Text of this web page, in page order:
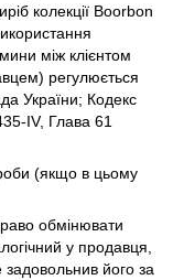
колекції Boorbon
між клієнтом
регулюється
України; Кодекс
IV, Глава 61
(якщо в цьому
обмінювати
у продавця,
його за